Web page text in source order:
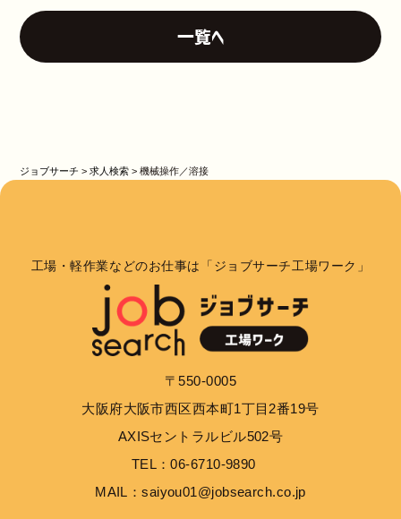
一覧へ
ジョブサーチ >求人検索 >機械操作／溶接
工場・軽作業などのお仕事は「ジョブサーチ工場ワーク」
〒550-0005
大阪府大阪市西区西本町1丁目2番19号
AXISセントラルビル502号
TEL：06-6710-9890
MAIL：saiyou01@jobsearch.co.jp